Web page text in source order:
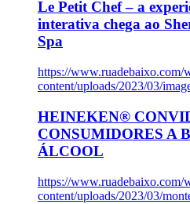
Le Petit Chef – a
interativa chega ao
Spa
https://www.ruadebaixo.com/
content/uploads/2023/03/
HEINEKEN®
CONSUMIDORES A
ÁLCOOL
https://www.ruadebaixo.com/
content/uploads/2023/03/